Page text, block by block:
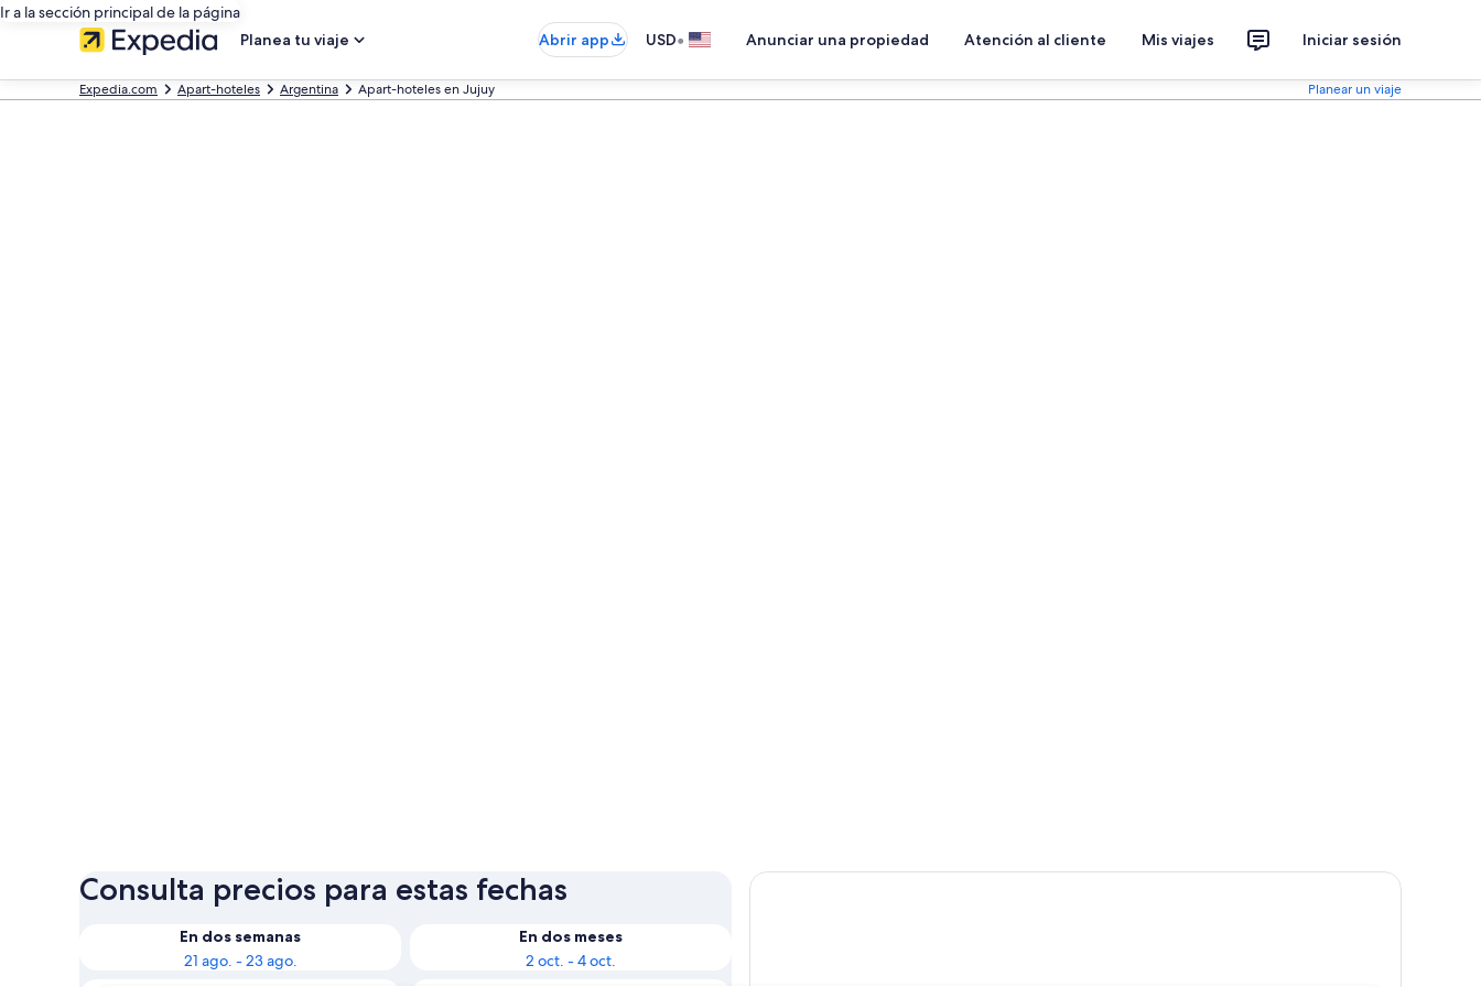
Ir a la sección principal de la página
Planea tu viaje
Abrir app USD• Anunciar una propiedad Atención al cliente Mis viajes Iniciar sesión
Expedia.com Apart-hoteles Argentina Apart-hoteles en Jujuy Planear un viaje
Consulta precios para estas fechas
En dos semanas
21 ago. - 23 ago.
En dos meses
2 oct. - 4 oct.